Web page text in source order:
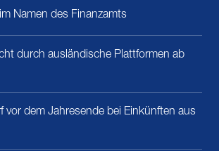
Namen des Finanzamts
durch ausländische Plattformen ab
vor dem Jahresende bei Einkünften aus